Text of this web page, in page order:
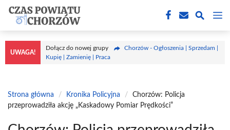
Przejdź
treści
UWAGA!
Dołącz do nowej grupy
Chorzów - Ogłoszenia | Sprzedam |
Kupię | Zamienię | Praca
Strona główna / Kronika Policyjna /
Chorzów: Policja
przeprowadziła akcję „Kaskadowy Pomiar Prędkości”